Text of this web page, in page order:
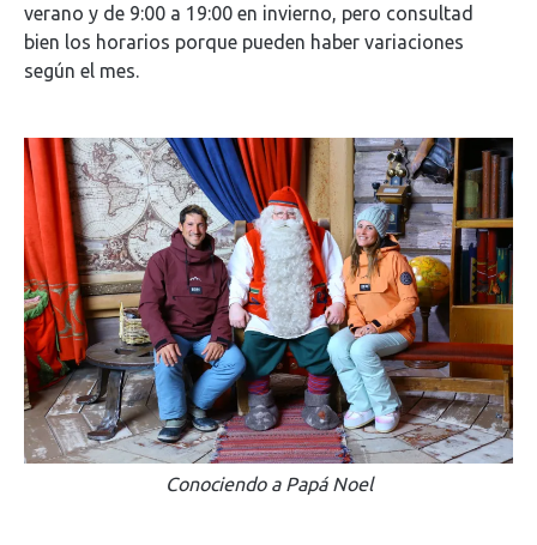
verano y de 9:00 a 19:00 en invierno, pero consultad
bien los horarios porque pueden haber variaciones
según el mes.
Conociendo a Papá Noel